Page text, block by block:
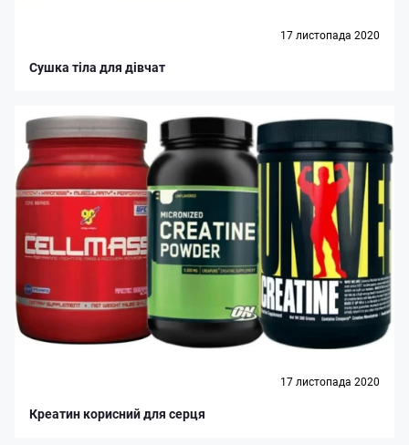
17 листопада 2020
Сушка тіла для дівчат
17 листопада 2020
Креатин корисний для серця